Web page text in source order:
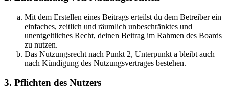
Mit dem Erstellen eines Beitrags erteilst du dem Betreiber ein
einfaches, zeitlich und räumlich unbeschränktes und
unentgeltliches Recht, deinen Beitrag im Rahmen des Boards
zu nutzen.
Das Nutzungsrecht nach Punkt 2, Unterpunkt a bleibt auch
nach Kündigung des Nutzungsvertrages bestehen.
3. Pflichten des Nutzers